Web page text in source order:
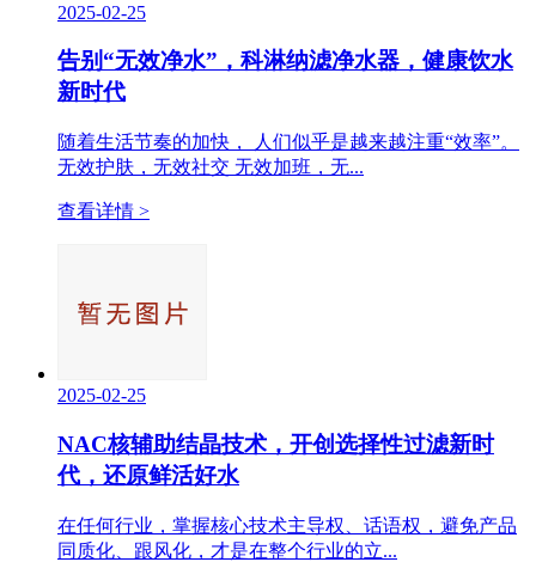
2025-02-25
告别“无效净水”，科淋纳滤净水器，健康饮水
新时代
随着生活节奏的加快， 人们似乎是越来越注重“效率”。
无效护肤，无效社交 无效加班，无...
查看详情 >
2025-02-25
NAC核辅助结晶技术，开创选择性过滤新时
代，还原鲜活好水
在任何行业，掌握核心技术主导权、话语权，避免产品
同质化、跟风化，才是在整个行业的立...